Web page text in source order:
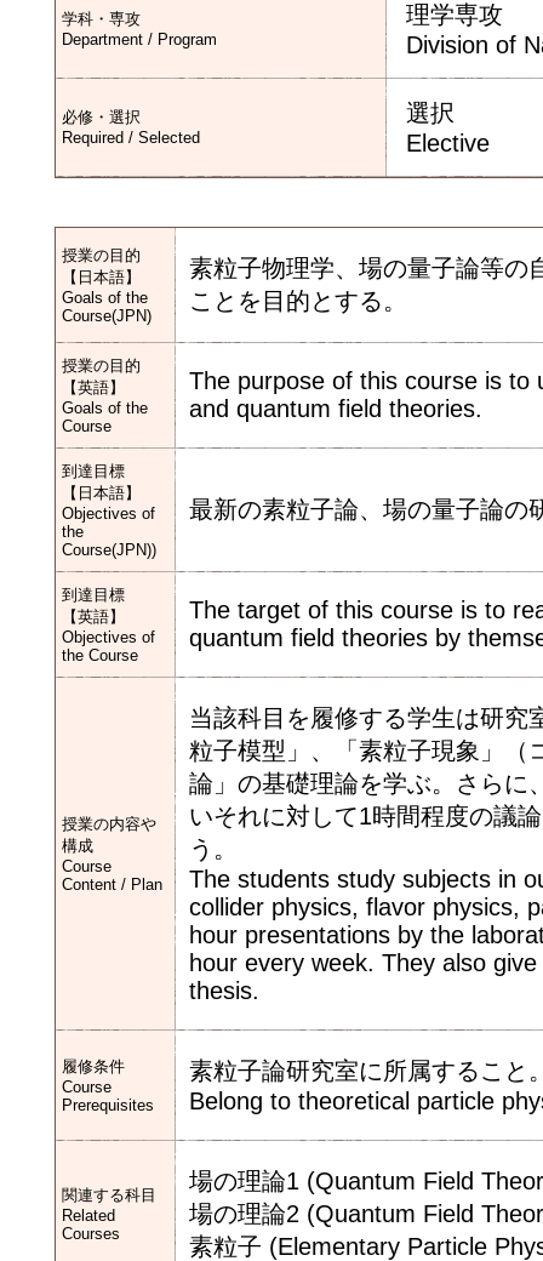
学科・専攻
Department / Program
理学専攻
Division of
必修・選択
Required / Selected
選択
Elective
授業の目的
【日本語】
Goals of the
Course(JPN)
素粒子物理学、場の量子論等の
ことを目的とする。
授業の目的
【英語】
Goals of the
Course
The purpose of this course is to
and quantum field theories.
到達目標
【日本語】
Objectives of
the
Course(JPN))
最新の素粒子論、場の量子論の
到達目標
【英語】
Objectives of
the Course
The target of this course is to
quantum field theories by
授業の内容や
構成
Course
Content / Plan
当該科目を履修する学生は研究
粒子模型」、「素粒子現象」（
論」の基礎理論を学ぶ。さらに
いそれに対して1時間程度の議
う。
The students study subjects in
collider physics, flavor physics,
hour presentations by the
hour every week. They also
thesis.
履修条件
Course
Prerequisites
素粒子論研究室に所属すること
Belong to theoretical particle
関連する科目
Related
Courses
場の理論1 (Quantum Field
場の理論2 (Quantum Field
素粒子 (Elementary Particle